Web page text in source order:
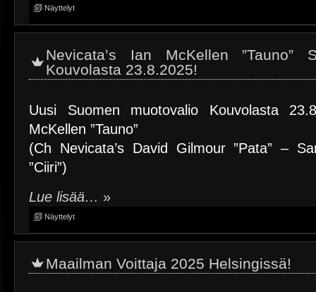
Näyttelyt
Nevicata’s Ian McKellen ”Tauno”
Kouvolasta 23.8.2025!
Uusi Suomen muotovalio Kouvolasta
McKellen ”Tauno”
(Ch Nevicata’s David Gilmour ”Pata” –
”Ciiri”)
Lue lisää… »
Näyttelyt
Maailman Voittaja 2025 Helsingissä!